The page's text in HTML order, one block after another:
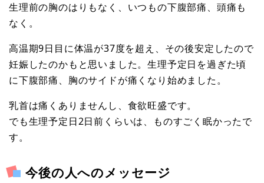
生理前の胸のはりもなく、いつもの下腹部痛、頭痛も
なく。
高温期9日目に体温が37度を超え、その後安定したので
妊娠したのかもと思いました。生理予定日を過ぎた頃
に下腹部痛、胸のサイドが痛くなり始めました。
乳首は痛くありませんし、食欲旺盛です。
でも生理予定日2日前くらいは、ものすごく眠かったで
す。
今後の人へのメッセージ